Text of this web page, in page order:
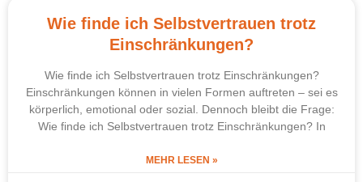
Wie finde ich Selbstvertrauen trotz
Einschränkungen?
Wie finde ich Selbstvertrauen trotz Einschränkungen?
Einschränkungen können in vielen Formen auftreten – sei es
körperlich, emotional oder sozial. Dennoch bleibt die Frage:
Wie finde ich Selbstvertrauen trotz Einschränkungen? In
MEHR LESEN »